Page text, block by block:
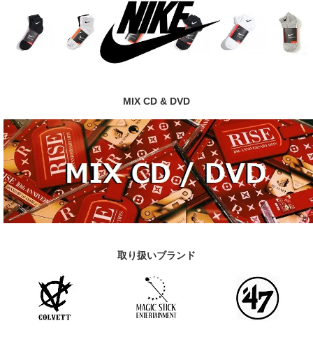
MIX CD & DVD
取り扱いブランド